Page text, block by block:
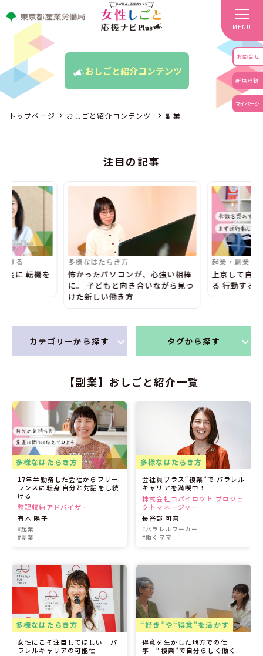
新規登録
マイページ
お問合せ
MENU
おしごと紹介コンテンツ
トップページ おしごと紹介コンテンツ 副業
注目の記事
する
長に 転機を
多様なはたらき方
怖かったパソコンが、心強い相棒
に。 子どもと向き合いながら見つ
けた新しい働き方
起業・創業す
上京して自
る 行動する
カテゴリーから探す タグから探す
【副業】おしごと紹介一覧
多様なはたらき方
17年半勤務した会社からフリー
ランスに転身 自分と対話をし続
ける
整理収納アドバイザー
有木 陽子
#起業
#副業
多様なはたらき方
会社員プラス“複業”で パラレル
キャリアを満喫中！
株式会社コパイロツト プロジェ
クトマネージャー
長谷部 可奈
#パラレルワーカー
#働くママ
多様なはたらき方
女性にこそ注目してほしい パ
ラレルキャリアの可能性
“好き”や“得意”を活かす
得意を生かした地方での仕
事 “複業”で自分らしく働く